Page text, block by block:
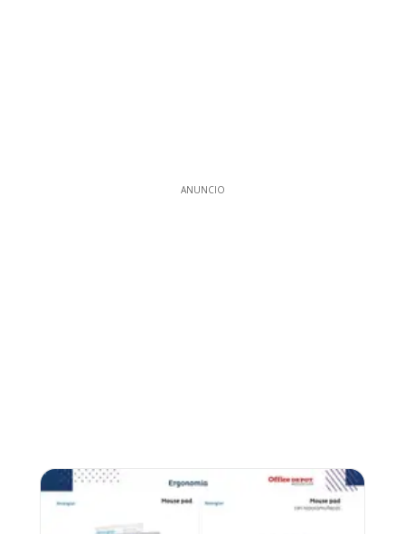
ANUNCIO